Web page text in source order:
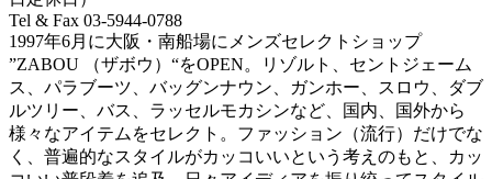
Tel & Fax 03-5944-0788
1997年6月に大阪・南船場にメンズセレクトショップ
”ZABOU （ザボウ）“をOPEN。リゾルト、セントジェーム
ス、パラブーツ、バッグンナウン、ガンホー、スロウ、ダブ
ルツリー、バス、ラッセルモカシンなど、国内、国外から
様々なアイテムをセレクト。ファッション（流行）だけでな
く、普遍的なスタイルがカッコいいという考えのもと、カッ